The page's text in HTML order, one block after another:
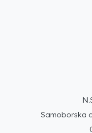
Samoborska